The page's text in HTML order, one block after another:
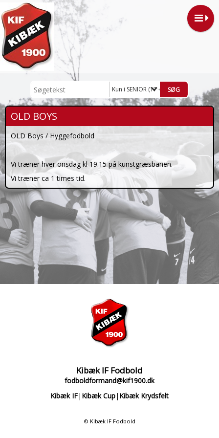
Kun i SENIOR (17 +)
OLD BOYS
OLD Boys / Hyggefodbold
Vi træner hver onsdag kl 19.15 på kunstgræsbanen.
Vi træner ca 1 times tid.
Kibæk IF Fodbold
fodboldformand@kif1900.dk
Kibæk IF| Kibæk Cup| Kibæk Krydsfelt
© Kibæk IF Fodbold